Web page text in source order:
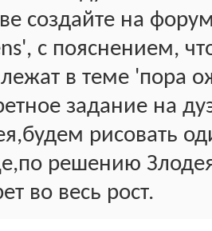
создайте на
с пояснением,
в теме 'пора
задание на
рисовать
решению
во весь рост.